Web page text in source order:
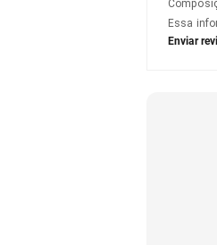
Essa
Enviar